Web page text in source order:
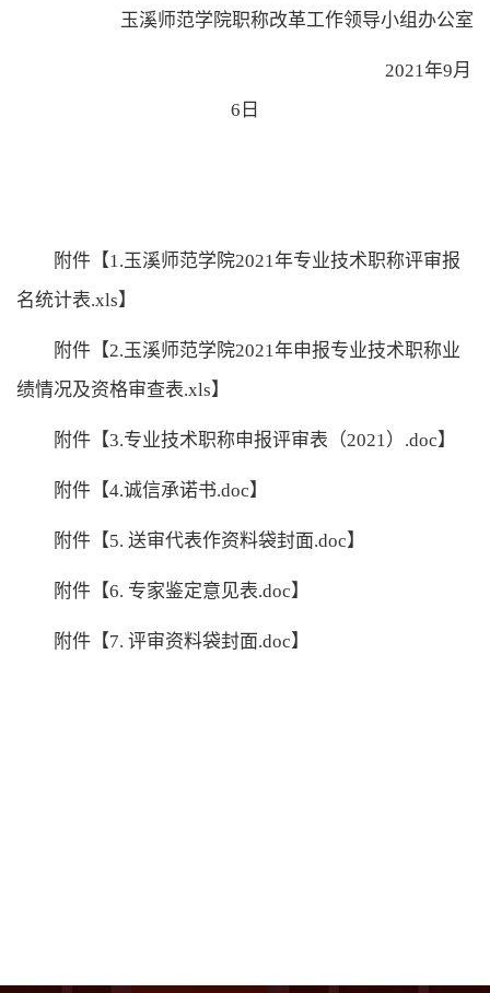
玉溪师范学院职称改革工作领导小组办公室
2021年9月
6 日
附件【1.玉溪师范学院2021年专业技术职称评审报
名统计表.xls】
附件【2.玉溪师范学院2021年申报专业技术职称业
绩情况及资格审查表.xls】
附件【3.专业技术职称申报评审表（2021）.doc】
附件【4.诚信承诺书.doc】
附件【5. 送审代表作资料袋封面.doc】
附件【6. 专家鉴定意见表.doc】
附件【7. 评审资料袋封面.doc】